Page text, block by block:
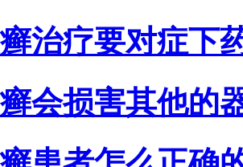
治疗要对症下
会损害其他的